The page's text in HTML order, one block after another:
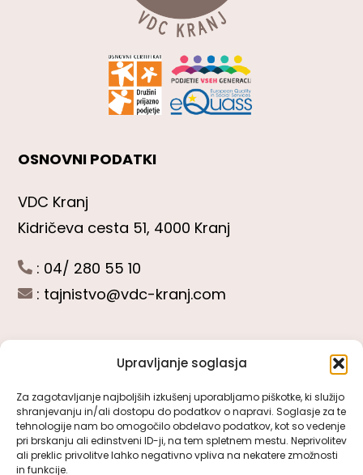
Upravljanje soglasja
Za zagotavljanje najboljših izkušenj uporabljamo piškotke, ki služijo
shranjevanju in/ali dostopu do podatkov o napravi. Soglasje za te
tehnologije nam bo omogočilo obdelavo podatkov, kot so vedenje
pri brskanju ali edinstveni ID-ji, na tem spletnem mestu. Neprivolitev
ali preklic privolitve lahko negativno vpliva na nekatere zmožnosti
in funkcije.
OSNOVNI PODATKI
VDC Kranj
Kidričeva cesta 51, 4000 Kranj
: 04/ 280 55 10
: tajnistvo@vdc-kranj.com
Toggle
Navigation
Predstavitev VDC Kranj
SLEDITE NAM